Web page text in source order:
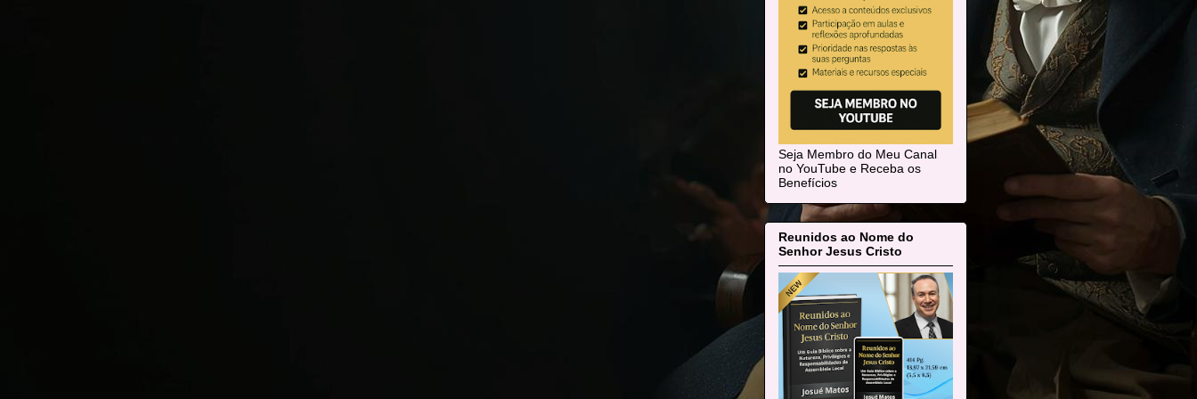
Seja Membro do Meu Canal
no YouTube e Receba os
Benefícios
Reunidos ao Nome do
Senhor Jesus Cristo